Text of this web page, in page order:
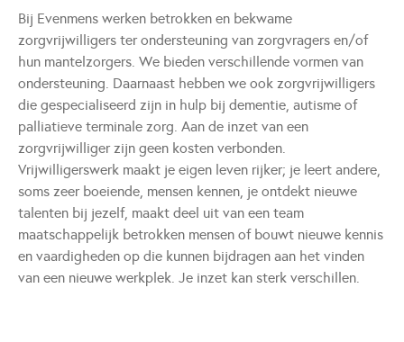
Bij Evenmens werken betrokken en bekwame
zorgvrijwilligers ter ondersteuning van zorgvragers en/of
hun mantelzorgers. We bieden verschillende vormen van
ondersteuning. Daarnaast hebben we ook zorgvrijwilligers
die gespecialiseerd zijn in hulp bij dementie, autisme of
palliatieve terminale zorg. Aan de inzet van een
zorgvrijwilliger zijn geen kosten verbonden.
Vrijwilligerswerk maakt je eigen leven rijker; je leert andere,
soms zeer boeiende, mensen kennen, je ontdekt nieuwe
talenten bij jezelf, maakt deel uit van een team
maatschappelijk betrokken mensen of bouwt nieuwe kennis
en vaardigheden op die kunnen bijdragen aan het vinden
van een nieuwe werkplek. Je inzet kan sterk verschillen.